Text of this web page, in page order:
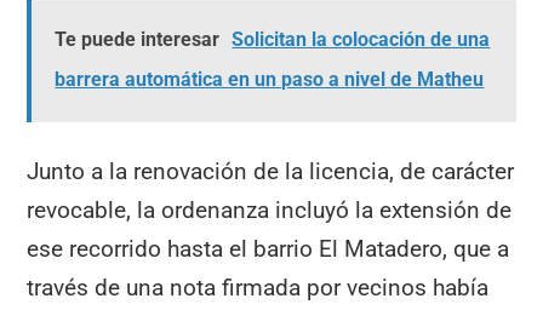
Te puede interesar Solicitan la colocación de una
barrera automática en un paso a nivel de Matheu
Junto a la renovación de la licencia, de carácter
revocable, la ordenanza incluyó la extensión de
ese recorrido hasta el barrio El Matadero, que a
través de una nota firmada por vecinos había